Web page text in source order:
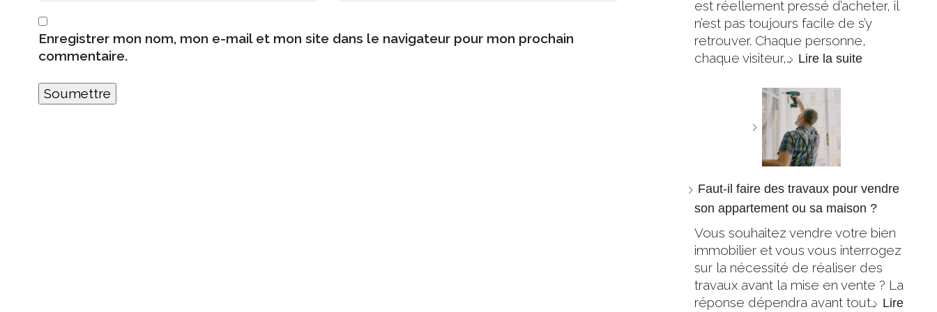
Enregistrer mon nom, mon e-mail et mon site dans le navigateur pour mon prochain
commentaire.
est réellement pressé d’acheter, il
n’est pas toujours facile de s’y
retrouver. Chaque personne,
chaque visiteur,… Lire la suite
Faut-il faire des travaux pour vendre
son appartement ou sa maison ?
Vous souhaitez vendre votre bien
immobilier et vous vous interrogez
sur la nécessité de réaliser des
travaux avant la mise en vente ? La
réponse dépendra avant tout… Lire